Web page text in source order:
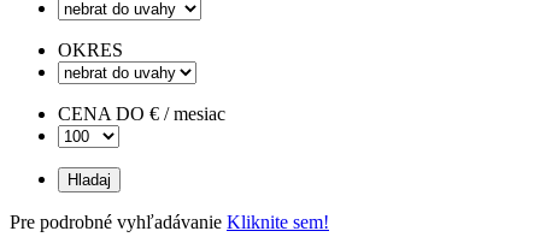
OKRES
CENA DO € / mesiac
Pre podrobné vyhľadávanie Kliknite sem!